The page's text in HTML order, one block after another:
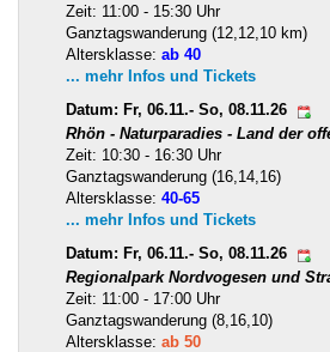
Zeit: 11:00 - 15:30 Uhr
Ganztagswanderung (12,12,10 km)
Altersklasse: ab 40
... mehr Infos und Tickets
Datum: Fr, 06.11.- So, 08.11.26
Rhön - Naturparadies - Land der
Zeit: 10:30 - 16:30 Uhr
Ganztagswanderung (16,14,16)
Altersklasse: 40-65
... mehr Infos und Tickets
Datum: Fr, 06.11.- So, 08.11.26
Regionalpark Nordvogesen und
Zeit: 11:00 - 17:00 Uhr
Ganztagswanderung (8,16,10)
Altersklasse: ab 50